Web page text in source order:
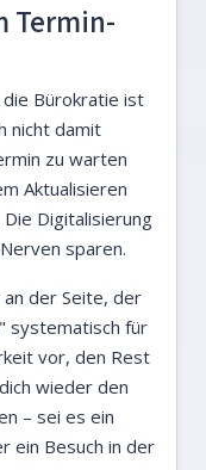
Termin-
Bürokratie ist
nicht damit
zu warten
Aktualisieren
Digitalisierung
sparen.
der Seite, der
systematisch für
vor, den Rest
wieder den
– sei es ein
ein Besuch in der